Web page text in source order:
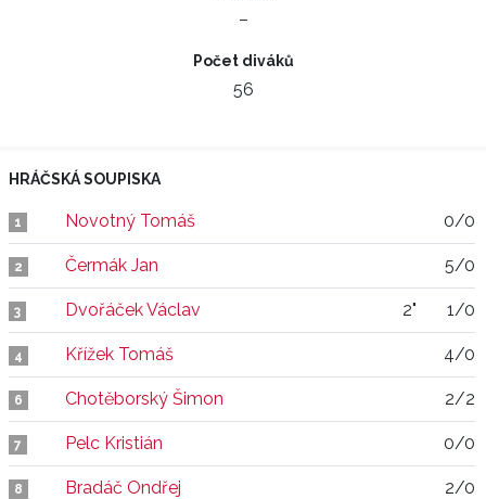
–
Počet diváků
56
HRÁČSKÁ SOUPISKA
1 Novotný Tomáš 0/0
2 Čermák Jan 5/0
3 Dvořáček Václav 2" 1/0
4 Křížek Tomáš 4/0
6 Chotěborský Šimon 2/2
7 Pelc Kristián 0/0
8 Bradáč Ondřej 2/0